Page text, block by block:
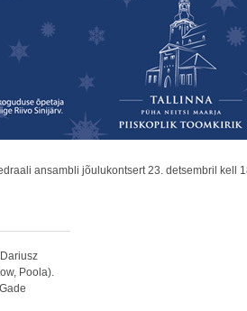
ansambli jõulukontsert 23. detsembril kell
Poola).